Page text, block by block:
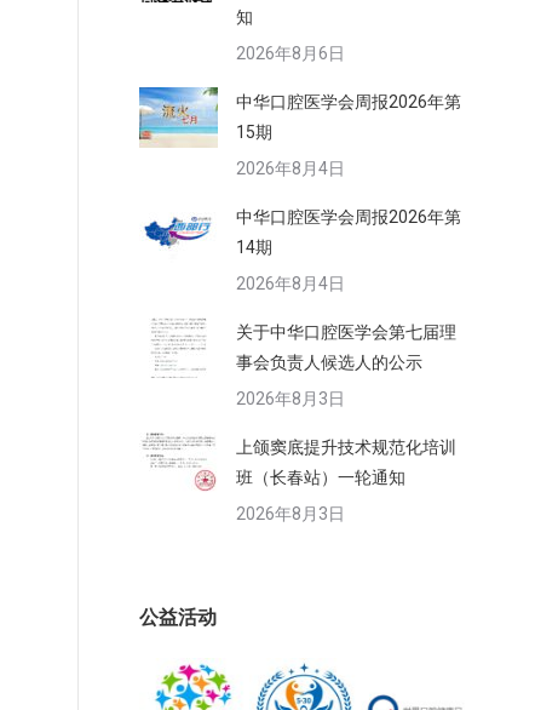
知
2026年8月6日
中华口腔医学会周报2026年第
15期
2026年8月4日
中华口腔医学会周报2026年第
14期
2026年8月4日
关于中华口腔医学会第七届理
事会负责人候选人的公示
2026年8月3日
上颌窦底提升技术规范化培训
班（长春站）一轮通知
2026年8月3日
公益活动